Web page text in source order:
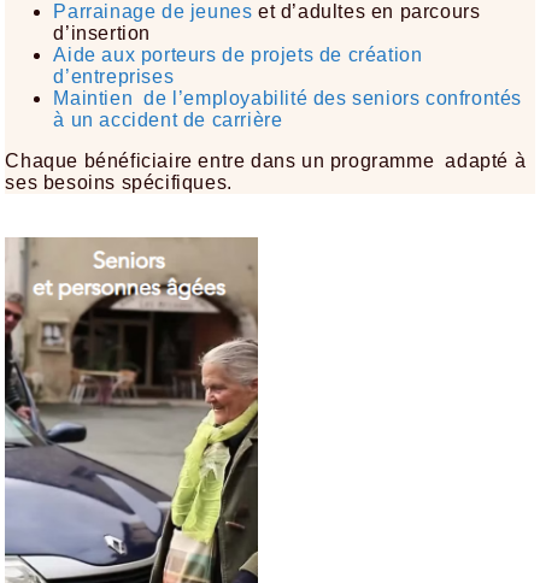
Parrainage de jeunes et d’adultes en parcours
d’insertion​
Aide aux porteurs de projets de création
d’entreprises​
Maintien de l’employabilité des seniors confrontés
à un accident de carrière​
Chaque bénéficiaire entre dans un programme adapté à
ses besoins spécifiques.